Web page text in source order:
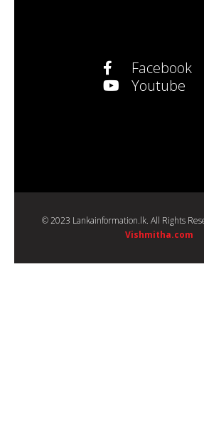
Facebook
Youtube
© 2023 Lankainformation.lk. All Rights
Vishmitha.com